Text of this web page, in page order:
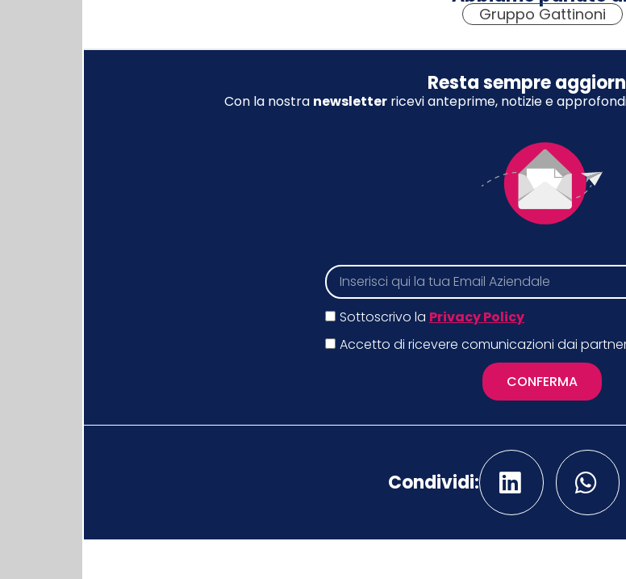
Gruppo Gattinoni
Resta sempre
Con la nostra newsletterricevi anteprime, notizie e
Sottoscrivo la Privacy Policy
Accetto di ricevere comunicazioni dai
CONFERMA
Condividi: